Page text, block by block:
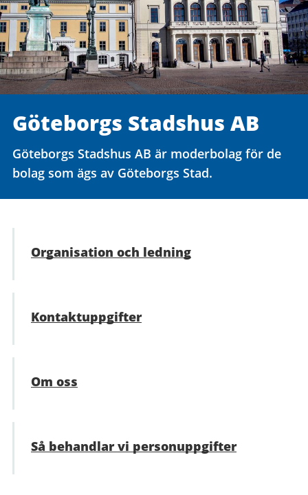
Göteborgs Stadshus AB
Göteborgs Stadshus AB är moderbolag för de
bolag som ägs av Göteborgs Stad.
Organisation och ledning
Kontaktuppgifter
Om oss
Så behandlar vi personuppgifter